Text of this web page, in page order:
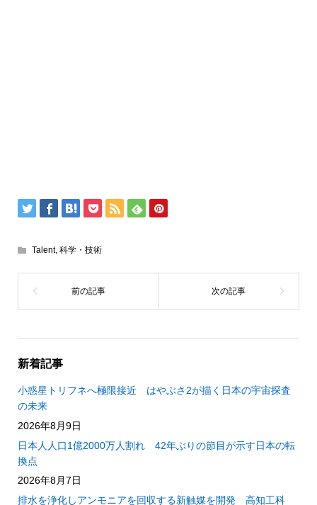
Talent, 科学・技術
新着記事
小惑星トリフネへ極限接近 はやぶさ2が描く日本の宇宙探査
の未来
2026年8月9日
日本人人口1億2000万人割れ 42年ぶりの節目が示す日本の転
換点
2026年8月7日
排水を浄化しアンモニアを回収する新触媒を開発 高知工科